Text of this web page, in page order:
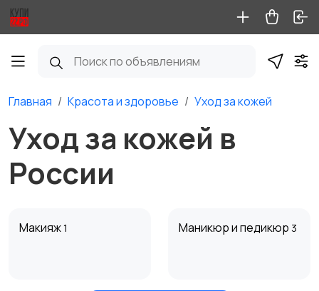
Главная Красота и здоровье Уход за кожей
Уход за кожей в
России
Макияж1 Маникюр и педикюр 3